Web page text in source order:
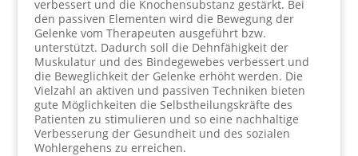
verbessert und die Knochensubstanz gestärkt. Bei
den passiven Elementen wird die Bewegung der
Gelenke vom Therapeuten ausgeführt bzw.
unterstützt. Dadurch soll die Dehnfähigkeit der
Muskulatur und des Bindegewebes verbessert und
die Beweglichkeit der Gelenke erhöht werden. Die
Vielzahl an aktiven und passiven Techniken bieten
gute Möglichkeiten die Selbstheilungskräfte des
Patienten zu stimulieren und so eine nachhaltige
Verbesserung der Gesundheit und des sozialen
Wohlergehens zu erreichen.